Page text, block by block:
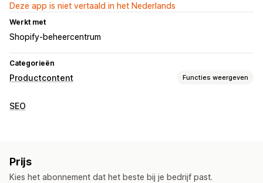
Deze app is niet vertaald in het Nederlands
Werkt met
Shopify-beheercentrum
Categorieën
Productcontent Functies weergeven
Contenttypes
Contentontwikkeling
AI-generatie
Prompttemplates
Toon en stijl
SEO
Prijs
Kies het abonnement dat het beste bij je bedrijf past.